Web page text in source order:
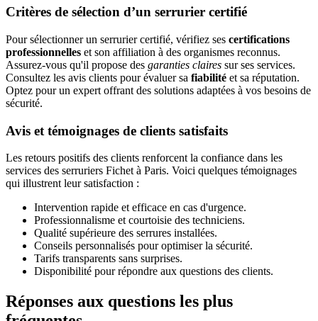
Critères de sélection d’un serrurier certifié
Pour sélectionner un serrurier certifié, vérifiez ses certifications
professionnelles et son affiliation à des organismes reconnus.
Assurez-vous qu'il propose des garanties claires sur ses services.
Consultez les avis clients pour évaluer sa fiabilité et sa réputation.
Optez pour un expert offrant des solutions adaptées à vos besoins de
sécurité.
Avis et témoignages de clients satisfaits
Les retours positifs des clients renforcent la confiance dans les
services des serruriers Fichet à Paris. Voici quelques témoignages
qui illustrent leur satisfaction :
Intervention rapide et efficace en cas d'urgence.
Professionnalisme et courtoisie des techniciens.
Qualité supérieure des serrures installées.
Conseils personnalisés pour optimiser la sécurité.
Tarifs transparents sans surprises.
Disponibilité pour répondre aux questions des clients.
Réponses aux questions les plus